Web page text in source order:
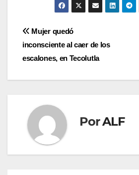
Navegación
de
entradas
Mujer quedó
inconsciente al caer de los
escalones, en Tecolutla
PorALF